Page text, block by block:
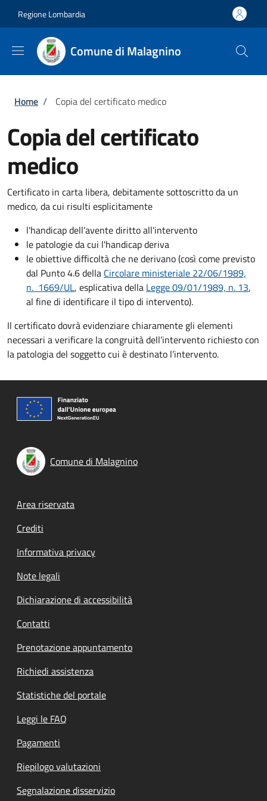
Regione Lombardia
Comune di Malagnino
Briciole di pane
Home / Copia del certificato medico
Copia del certificato
medico
Certificato in carta libera, debitamente sottoscritto da un
medico, da cui risulti esplicitamente
l'handicap dell’avente diritto all'intervento
le patologie da cui l'handicap deriva
le obiettive difficoltà che ne derivano (così come previsto
dal Punto 4.6 della Circolare ministeriale 22/06/1989,
n. 1669/UL, esplicativa della Legge 09/01/1989, n. 13,
al fine di identificare il tipo di intervento).
Il certificato dovrà evidenziare chiaramente gli elementi
necessari a verificare la congruità dell’intervento richiesto con
la patologia del soggetto cui è destinato l’intervento.
Comune di Malagnino
Footer menu
Area riservata
Crediti
Informativa privacy
Note legali
Dichiarazione di accessibilità
Contatti
Prenotazione appuntamento
Richiedi assistenza
Statistiche del portale
Leggi le FAQ
Pagamenti
Riepilogo valutazioni
Segnalazione disservizio